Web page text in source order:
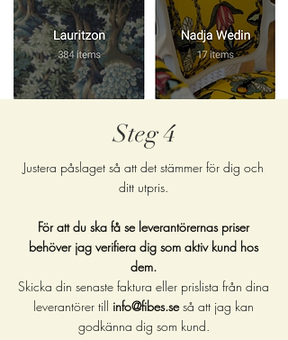
Steg 4
Justera påslaget så att det stämmer för dig och
ditt utpris.
För att du ska få se leverantörernas priser
behöver jag verifiera dig som aktiv kund hos
dem.
Skicka din senaste faktura eller prislista från dina
leverantörer till info@fibes.seså att jag kan
godkänna dig som kund.